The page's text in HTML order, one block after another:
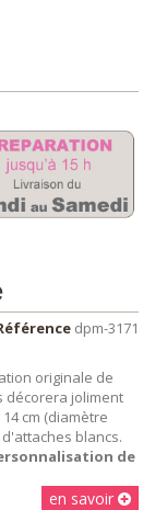
dpm-3171
originale de
décorera joliment
cm (diamètre
blancs.
de
en savoir